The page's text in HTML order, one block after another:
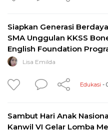
Siapkan Generasi
SMA Unggulan KKSS
English Foundation
Lisa Emilda
Edukasi -
Sambut Hari Anak
Kanwil VI Gelar Lomba